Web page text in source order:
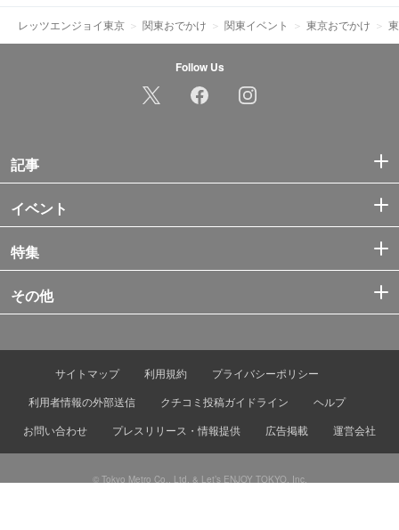
レッツエンジョイ東京 関東おでかけ 関東イベント 東京おでかけ
Follow Us
記事
イベント
特集
その他
サイトマップ 利用規約
プライバシーポリシー
利用者情報の外部送信
クチコミ投稿ガイドライン
ヘルプ
お問い合わせ
プレスリリース・情報提供 広告掲載 運営会社
© Tokyo Metro Co., Ltd. & Let’s ENJOY TOKYO, Inc.